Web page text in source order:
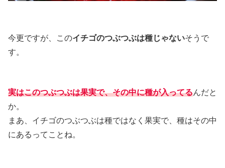
今更ですが、このイチゴのつぶつぶは種じゃないそうで
す。
実はこのつぶつぶは果実で、その中に種が入ってるんだと
か。
まあ、イチゴのつぶつぶは種ではなく果実で、種はその中
にあるってことね。